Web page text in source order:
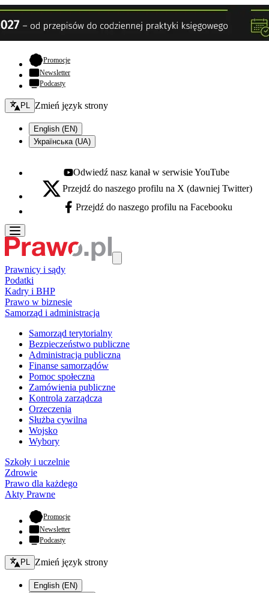
Promocje- otwiera się w nowej karcie
Newsletter
Podcasty
Zmień język - bieżący:
PL Zmień język strony
English (EN)
Українська (UA)
Youtube - otwiera się w nowej karcie
Odwiedź nasz kanał w serwisie YouTube
X - otwiera się w nowej karcie
Przejdź do naszego profilu na X (dawniej Twitter)
Facebook - otwiera się w nowej karcie
Przejdź do naszego profilu na Facebooku
Prawnicy i sądy
Podatki
Kadry i BHP
Prawo w biznesie
Samorząd i administracja
Samorząd terytorialny
Bezpieczeństwo publiczne
Administracja publiczna
Finanse samorządów
Pomoc społeczna
Zamówienia publiczne
Kontrola zarządcza
Orzeczenia
Służba cywilna
Wojsko
Wybory
Szkoły i uczelnie
Zdrowie
Prawo dla każdego
Akty Prawne
Promocje- otwiera się w nowej karcie
Newsletter
Podcasty
Zmień język - bieżący:
PL Zmień język strony
English (EN)